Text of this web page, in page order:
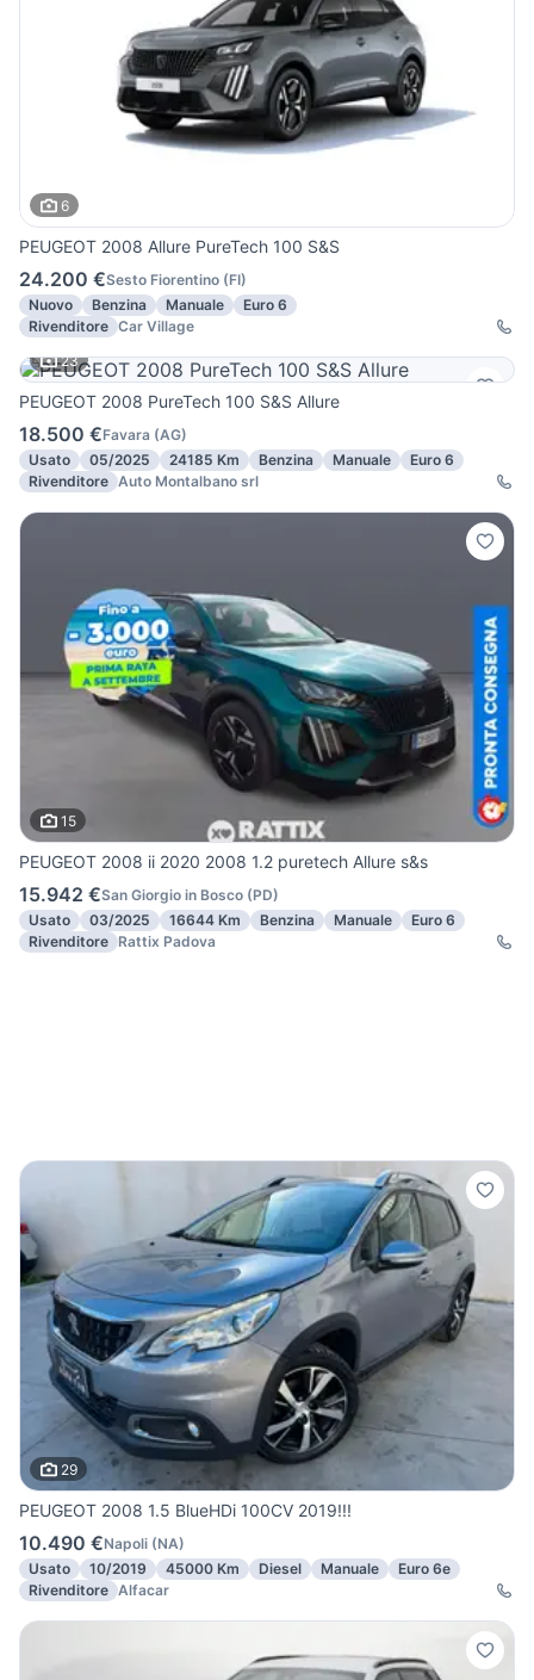
6
PEUGEOT 2008 Allure PureTech 100 S&S
24.200 €Sesto Fiorentino (FI)
Nuovo
Benzina Manuale
Euro 6
Rivenditore Car Village
23
PEUGEOT 2008 PureTech 100 S&S Allure
18.500 €Favara (AG)
Usato
05/2025 24185 Km Benzina Manuale
Euro 6
Rivenditore Auto Montalbano srl
15
PEUGEOT 2008 ii 2020 2008 1.2 puretech Allure s&s
15.942 €San Giorgio in Bosco (PD)
Usato
03/2025 16644 Km Benzina Manuale
Euro 6
Rivenditore Rattix Padova
29
PEUGEOT 2008 1.5 BlueHDi 100CV 2019!!!
10.490 €Napoli (NA)
Usato
10/2019 45000 Km Diesel Manuale
Euro 6e
Rivenditore Alfacar